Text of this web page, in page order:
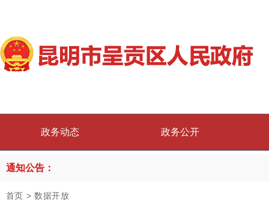
政务动态 政务公开
通知公告：
首页 > 数据开放